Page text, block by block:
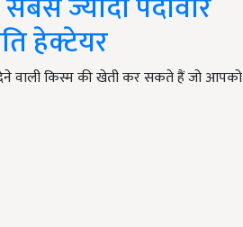
हेक्टेयर
वाली किस्म की खेती कर सकते हैं जो आपको